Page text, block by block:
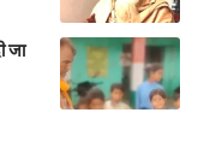
जा